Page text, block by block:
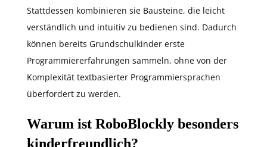
Stattdessen kombinieren sie Bausteine, die leicht
verständlich und intuitiv zu bedienen sind. Dadurch
können bereits Grundschulkinder erste
Programmiererfahrungen sammeln, ohne von der
Komplexität textbasierter Programmiersprachen
überfordert zu werden.
Warum ist RoboBlockly besonders
kinderfreundlich?